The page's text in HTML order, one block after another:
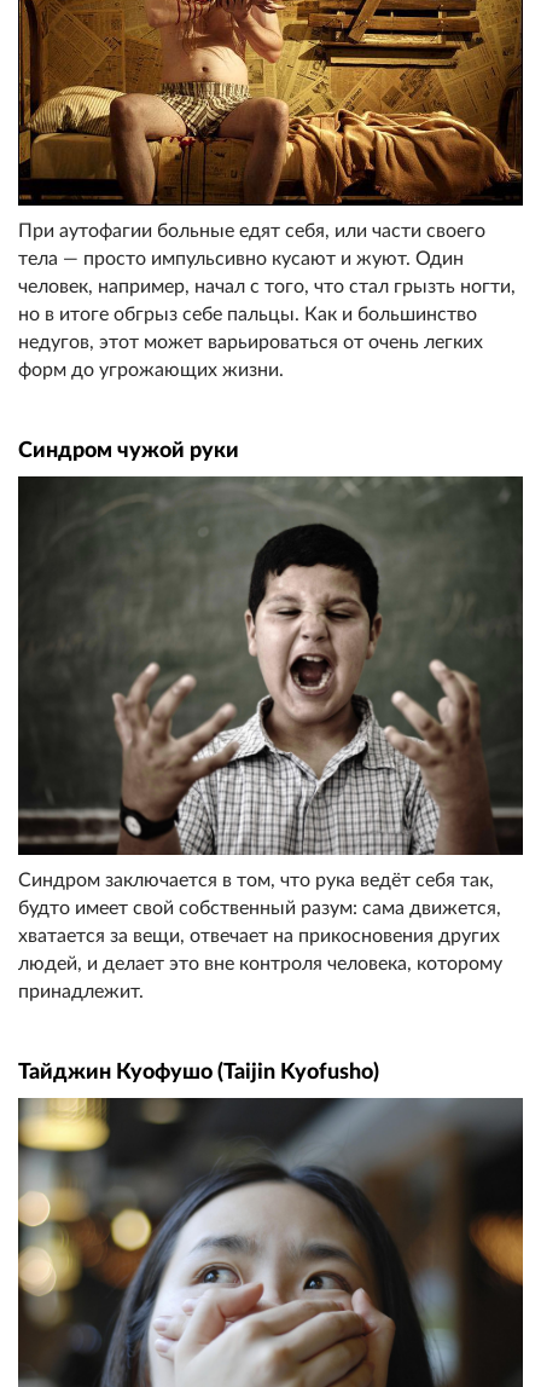
При аутофагии больные едят себя, или части своего
тела — просто импульсивно кусают и жуют. Один
человек, например, начал с того, что стал грызть ногти,
но в итоге обгрыз себе пальцы. Как и большинство
недугов, этот может варьироваться от очень легких
форм до угрожающих жизни.
Синдром чужой руки
Синдром заключается в том, что рука ведёт себя так,
будто имеет свой собственный разум: сама движется,
хватается за вещи, отвечает на прикосновения других
людей, и делает это вне контроля человека, которому
принадлежит.
Тайджин Куофушо (Taijin Kyofusho)